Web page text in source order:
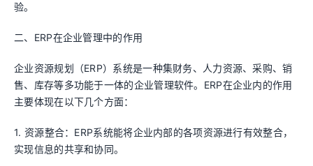
验。
二、ERP在企业管理中的作用
企业资源规划（ERP）系统是一种集财务、人力资源、采购、销
售、库存等多功能于一体的企业管理软件。ERP在企业内的作用
主要体现在以下几个方面：
1. 资源整合：ERP系统能将企业内部的各项资源进行有效整合，
实现信息的共享和协同。